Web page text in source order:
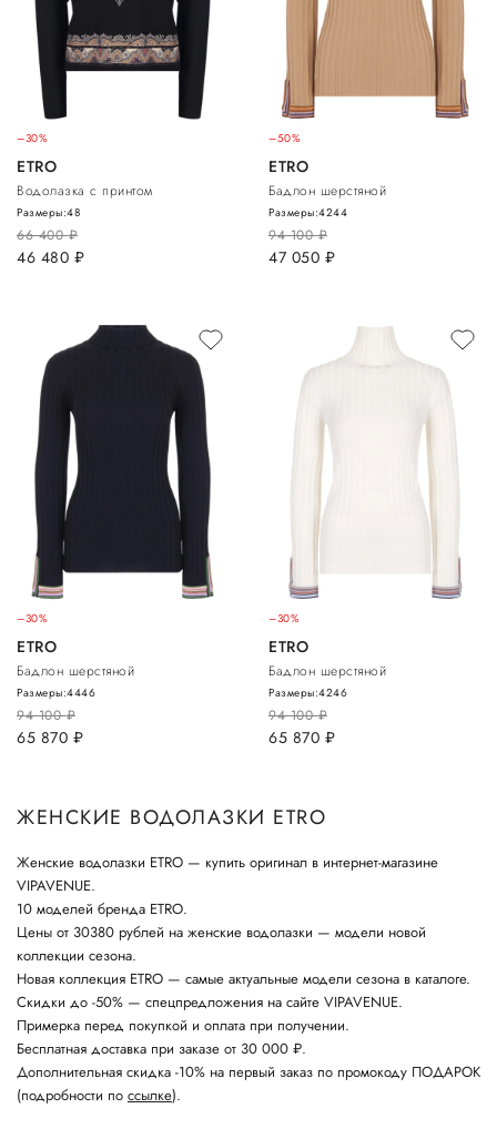
–30%
ETRO
Водолазка с принтом
66 400руб.
46 480 руб.
Размеры:48
–50%
ETRO
Бадлон шерстяной
94 100руб.
47 050 руб.
Размеры:4244
–30%
ETRO
Бадлон шерстяной
94 100руб.
65 870 руб.
Размеры:4446
–30%
ETRO
Бадлон шерстяной
94 100руб.
65 870 руб.
Размеры:4246
ЖЕНСКИЕ ВОДОЛАЗКИ ETRO
Женские водолазки ETRO — купить оригинал в интернет-магазине
VIPAVENUE.
10 моделей бренда ETRO.
Цены от 30380 рублей на женские водолазки — модели новой
коллекции сезона.
Новая коллекция ETRO — самые актуальные модели сезона в каталоге.
Скидки до -50% — спецпредложения на сайте VIPAVENUE.
Примерка перед покупкой и оплата при получении.
Бесплатная доставка при заказе от 30 000 ₽.
Дополнительная скидка -10% на первый заказ по промокоду ПОДАРОК
(подробности по ссылке).